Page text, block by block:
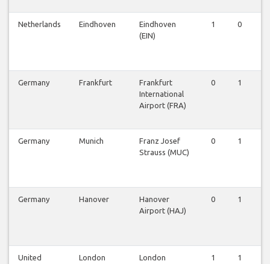
Netherlands Eindhoven
Eindhoven
(EIN)
1 0
Germany Frankfurt
Frankfurt
International
Airport (FRA)
0 1
Germany Munich
Franz Josef
Strauss (MUC)
0 1
Germany Hanover
Hanover
Airport (HAJ)
0 1
United
London
London
1 1